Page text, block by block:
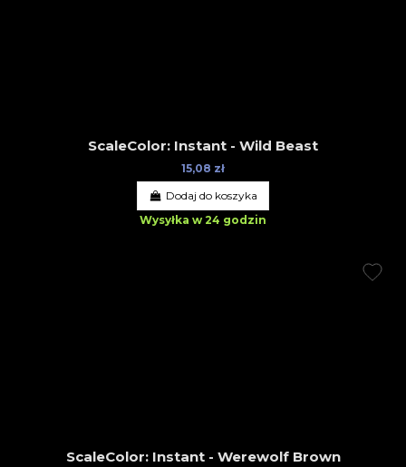
ScaleColor: Instant - Wild Beast
15,08 zł
Dodaj do koszyka
Wysyłka w 24 godzin
ScaleColor: Instant - Werewolf Brown